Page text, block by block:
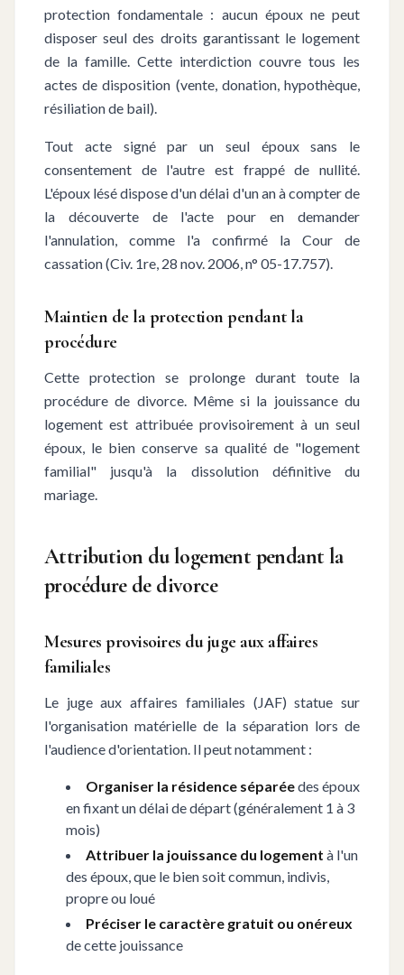
protection fondamentale : aucun époux ne peut
disposer seul des droits garantissant le logement
de la famille. Cette interdiction couvre tous les
actes de disposition (vente, donation, hypothèque,
résiliation de bail).
Tout acte signé par un seul époux sans le
consentement de l'autre est frappé de nullité.
L'époux lésé dispose d'un délai d'un an à compter de
la découverte de l'acte pour en demander
l'annulation, comme l'a confirmé la Cour de
cassation (Civ. 1re, 28 nov. 2006, n° 05-17.757).
Maintien de la protection pendant la
procédure
Cette protection se prolonge durant toute la
procédure de divorce. Même si la jouissance du
logement est attribuée provisoirement à un seul
époux, le bien conserve sa qualité de "logement
familial" jusqu'à la dissolution définitive du
mariage.
Attribution du logement pendant la
procédure de divorce
Mesures provisoires du juge aux affaires
familiales
Le juge aux affaires familiales (JAF) statue sur
l'organisation matérielle de la séparation lors de
l'audience d'orientation. Il peut notamment :
Organiser la résidence séparéedes époux
en fixant un délai de départ (généralement 1 à 3
mois)
Attribuer la jouissance du logement à l'un
des époux, que le bien soit commun, indivis,
propre ou loué
Préciser le caractère gratuit ou onéreux
de cette jouissance